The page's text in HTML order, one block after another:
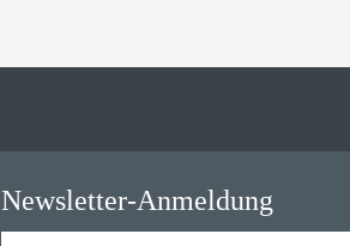
Newsletter-Anmeldung